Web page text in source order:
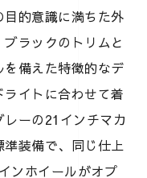
的意識に満ちた外
ラックのトリムと
備えた特徴的なデ
イトに合わせて着
ーの21インチマカ
装備で、同じ仕上
ンホイールがオプ